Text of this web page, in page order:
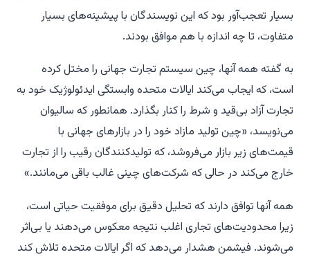
بسیار تعجب‌آور بود که این نویسندگان با پیشینه‌های بسیار
متفاوت، تا چه اندازه با هم موافق بودند.
به گفته همه آنها، چین سیستم تجارت جهانی را مختل کرده
است، که ایجاب می‌کند ایالات متحده وابستگی ایدئولوژیک خود به
تجارت آزاد بی‌قید و شرط را کنار بگذارد. همانطور که سالیوان
می‌نویسد، «چین تولید مازاد خود را در بازارهای جهانی با
قیمت‌های زیر بازار می‌فروشد، که تولیدکنندگان رقیب را از تجارت
خارج می‌کند در حالی که شرکت‌های چینی غالب باقی می‌مانند.»
همه آنها توافق دارند که تحلیل دقیق برای موفقیت حیاتی است،
زیرا محدودیت‌های تجاری اغلب نتیجه معکوس می‌دهند یا بی‌اثر
می‌شوند. فیشمن هشدار می‌دهد که اگر ایالات متحده تلاش کند